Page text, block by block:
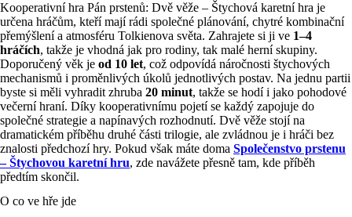
Kooperativní hra Pán prstenů: Dvě věže – Štychová karetní hra je
určena hráčům, kteří mají rádi společné plánování, chytré kombinační
přemýšlení a atmosféru Tolkienova světa. Zahrajete si ji ve 1–4
hráčích, takže je vhodná jak pro rodiny, tak malé herní skupiny.
Doporučený věk je od 10 let, což odpovídá náročnosti štychových
mechanismů i proměnlivých úkolů jednotlivých postav. Na jednu partii
byste si měli vyhradit zhruba 20 minut, takže se hodí i jako pohodové
večerní hraní. Díky kooperativnímu pojetí se každý zapojuje do
společné strategie a napínavých rozhodnutí. Dvě věže stojí na
dramatickém příběhu druhé části trilogie, ale zvládnou je i hráči bez
znalosti předchozí hry. Pokud však máte doma Společenstvo prstenu
– Štychovou karetní hru, zde navážete přesně tam, kde příběh
předtím skončil.
O co ve hře jde